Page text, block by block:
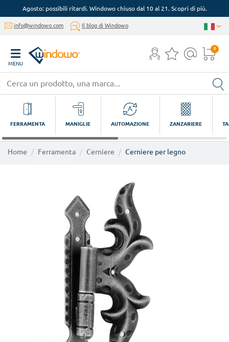
Agosto: possibili ritardi. Windowo chiuso dal 10 al 21. Scopri di più.
info@windowo.com Il blog di Windowo
MENU
0
FERRAMENTA MANIGLIE AUTOMAZIONE ZANZARIERE
Home Ferramenta Cerniere Cerniere per legno